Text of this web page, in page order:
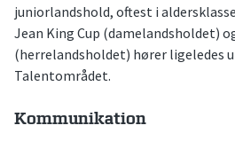
juniorlandshold, oftest i
Jean King Cup (damelandsholdet)
(herrelandsholdet) hører ligeledes
Talentområdet.
Kommunikation